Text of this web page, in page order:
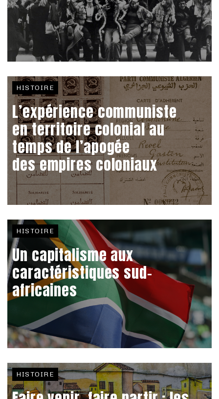
HISTOIRE
L’expérience communiste
en territoire colonial au
temps de l’apogée
des empires coloniaux
HISTOIRE
Un capitalisme aux
caractéristiques sud-
africaines
HISTOIRE